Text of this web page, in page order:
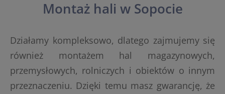
Montaż hali w Sopocie
Działamy kompleksowo, dlatego zajmujemy się
również montażem hal magazynowych,
przemysłowych, rolniczych i obiektów o innym
przeznaczeniu. Dzięki temu masz gwarancję, że